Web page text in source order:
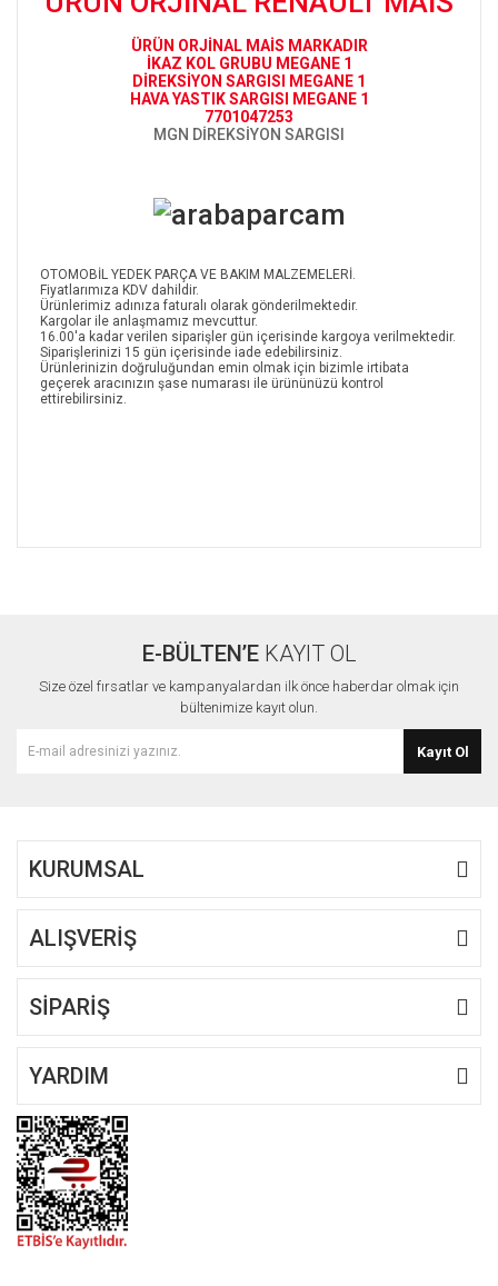
ÜRÜN ORJİNAL MAİS MARKADIR
İKAZ KOL GRUBU MEGANE 1
DİREKSİYON SARGISI MEGANE 1
HAVA YASTIK SARGISI MEGANE 1
7701047253
MGN DİREKSİYON SARGISI
OTOMOBİL YEDEK PARÇA VE BAKIM MALZEMELERİ.
Fiyatlarımıza KDV dahildir.
Ürünlerimiz adınıza faturalı olarak gönderilmektedir.
Kargolar ile anlaşmamız mevcuttur.
16.00'a kadar verilen siparişler gün içerisinde kargoya verilmektedir.
Siparişlerinizi 15 gün içerisinde iade edebilirsiniz.
Ürünlerinizin doğruluğundan emin olmak için bizimle irtibata
geçerek aracınızın şase numarası ile ürününüzü kontrol
ettirebilirsiniz.
Yorum Yaz
Bu ürünün fiyat bilgisi, resim, ürün açıklamalarında ve diğer
Ürün açıklamasında eksik bilgiler bulunuyor.
Ürün fiyatı diğer sitelerden daha pahalı.
E-BÜLTEN’EKAYIT OL
Size özel fırsatlar ve kampanyalardan ilk önce haberdar olmak için
bültenimize kayıt olun.
Kayıt Ol
KURUMSAL
ALIŞVERİŞ
SİPARİŞ
YARDIM